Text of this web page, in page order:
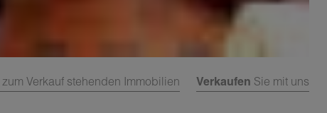
Verkauf stehenden Immobilien Verkaufen Sie mit uns